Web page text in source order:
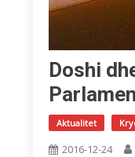
Doshi
Aktualitet
2016-12-24